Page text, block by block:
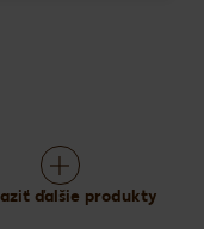
ďalšie produkty